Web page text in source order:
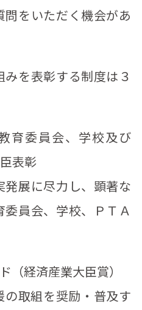
をいただく機会があ
を表彰する制度は３
育委員会、学校及び
表彰
展に尽力し、顕著な
員会、学校、ＰＴＡ
（経済産業大臣賞）
取組を奨励・普及す